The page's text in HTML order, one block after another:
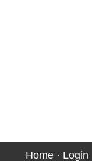
Home · Login